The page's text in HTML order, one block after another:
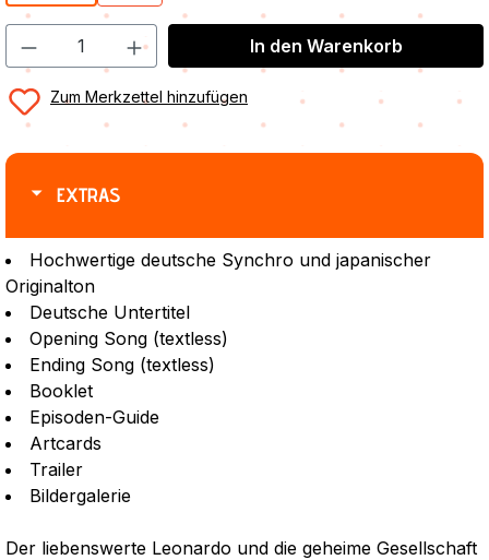
In den Warenkorb
Zum Merkzettel hinzufügen
EXTRAS
Hochwertige deutsche Synchro und japanischer
Originalton
Deutsche Untertitel
Opening Song (textless)
Ending Song (textless)
Booklet
Episoden-Guide
Artcards
Trailer
Bildergalerie
Der liebenswerte Leonardo und die geheime Gesellschaft